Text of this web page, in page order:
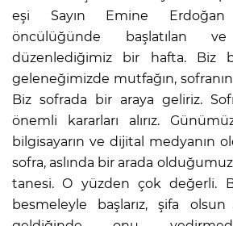
eşi Sayın Emine Erdoğan
öncülüğünde başlatılan
düzenlediğimiz bir hafta. Biz
geleneğimizde mutfağın,
Biz sofrada bir araya geliriz.
önemli kararları alırız.
bilgisayarın ve dijital medyanın
sofra, aslında bir arada
tanesi. O yüzden çok değerli.
besmeleyle başlarız, şifa